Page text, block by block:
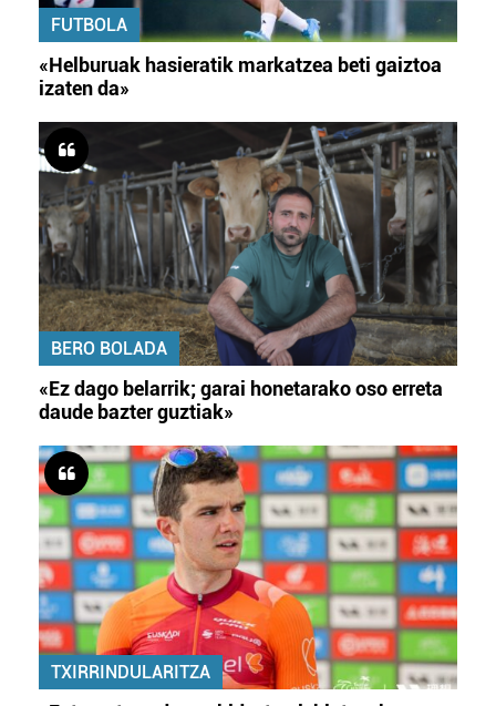
FUTBOLA
«Helburuak hasieratik markatzea beti gaiztoa
izaten da»
BERO BOLADA
«Ez dago belarrik; garai honetarako oso erreta
daude bazter guztiak»
TXIRRINDULARITZA